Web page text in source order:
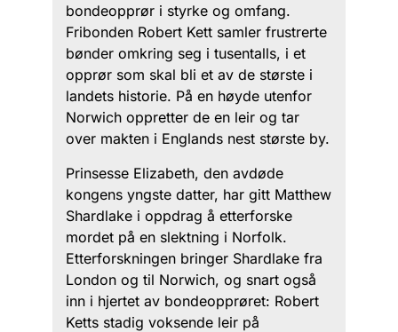
bondeopprør i styrke og omfang.
Fribonden Robert Kett samler frustrerte
bønder omkring seg i tusentalls, i et
opprør som skal bli et av de største i
landets historie. På en høyde utenfor
Norwich oppretter de en leir og tar
over makten i Englands nest største by.
Prinsesse Elizabeth, den avdøde
kongens yngste datter, har gitt Matthew
Shardlake i oppdrag å etterforske
mordet på en slektning i Norfolk.
Etterforskningen bringer Shardlake fra
London og til Norwich, og snart også
inn i hjertet av bondeopprøret: Robert
Ketts stadig voksende leir på